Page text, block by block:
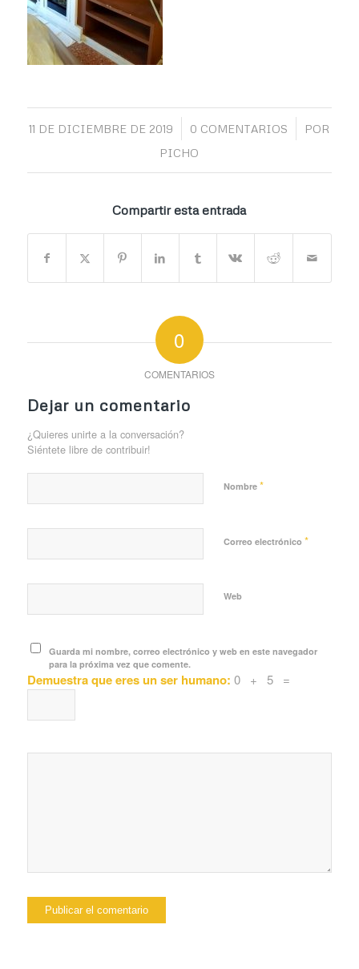
11 DE DICIEMBRE DE 2019
/ 0 COMENTARIOS
/
POR
PICHO
Compartir esta entrada
0
COMENTARIOS
Dejar un comentario
¿Quieres unirte a la conversación?
Siéntete libre de contribuir!
Nombre *
Correo electrónico *
Web
Guarda mi nombre, correo electrónico y web en este navegador
para la próxima vez que comente.
Demuestra que eres un ser humano: 0 + 5 =